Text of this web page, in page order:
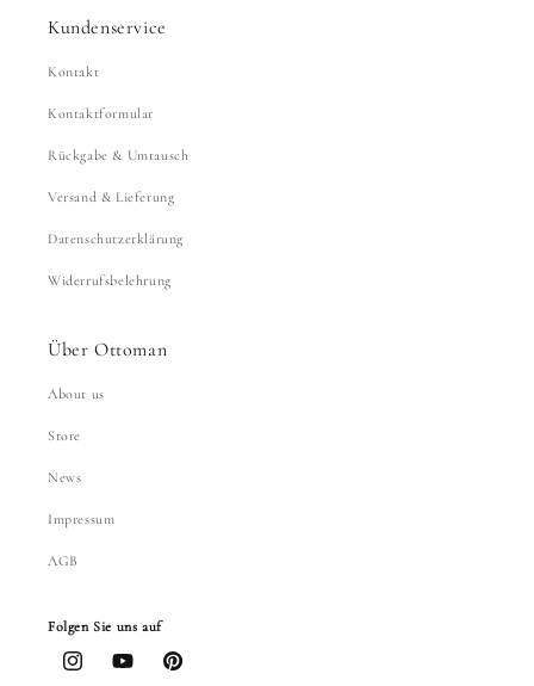
Kundenservice
Kontakt
Kontaktformular
Rückgabe & Umtausch
Versand & Lieferung
Datenschutzerklärung
Widerrufsbelehrung
Über Ottoman
About us
Store
News
Impressum
AGB
Folgen Sie uns auf
InstagramYouTubePinterest